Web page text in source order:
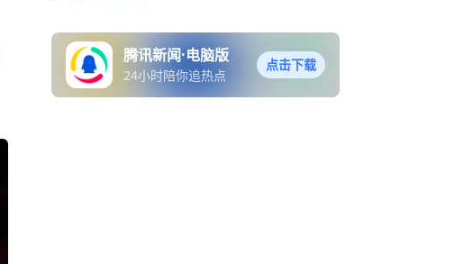
腾讯新闻·电脑版
24小时陪你追热点
点击下载